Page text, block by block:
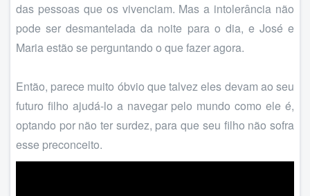
das pessoas que os vivenciam. Mas a intolerância não
pode ser desmantelada da noite para o dia, e José e
Maria estão se perguntando o que fazer agora.
Então, parece muito óbvio que talvez eles devam ao seu
futuro filho ajudá-lo a navegar pelo mundo como ele é,
optando por não ter surdez, para que seu filho não sofra
esse preconceito.